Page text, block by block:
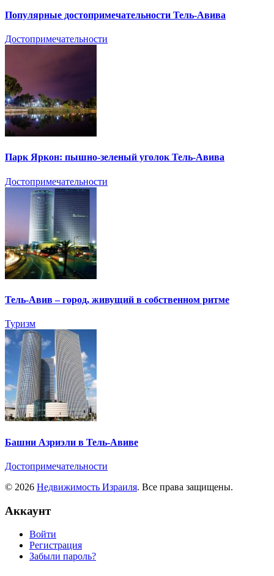
Популярные достопримечательности Тель-Авива
Достопримечательности
Парк Яркон: пышно-зеленый уголок Тель-Авива
Достопримечательности
Тель-Авив – город, живущий в собственном ритме
Туризм
Башни Азриэли в Тель-Авиве
Достопримечательности
© 2026 Недвижимость Израиля. Все права защищены.
Аккаунт
Войти
Регистрация
Забыли пароль?